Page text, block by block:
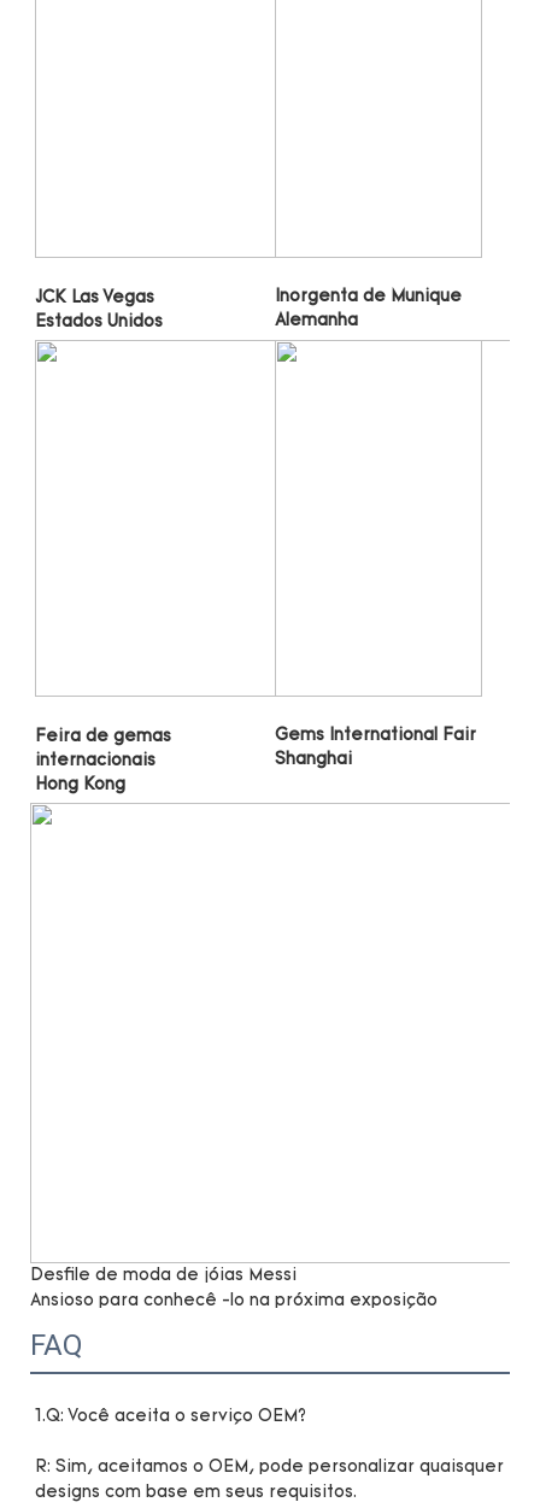
Feira de gemas
Gems International Fair
Desfile de moda de jóias Messi
Ansioso para conhecê -lo na próxima exposição
FAQ
R: Sim, aceitamos o OEM, pode personalizar quaisquer